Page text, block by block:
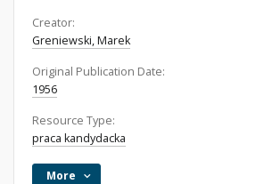
Creator:
Greniewski, Marek
Original Publication Date:
1956
Resource Type:
praca kandydacka
More